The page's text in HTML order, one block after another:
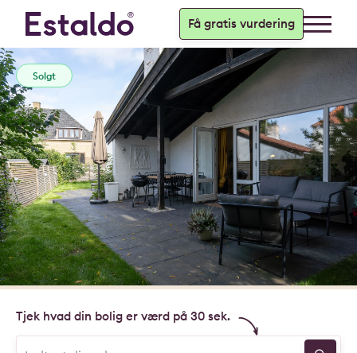
Få gratis vurdering
Solgt
Tjek hvad din bolig er værd på 30 sek.